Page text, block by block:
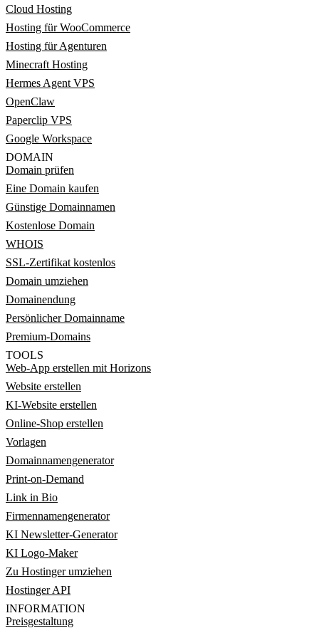
Cloud Hosting
Hosting für WooCommerce
Hosting für Agenturen
Minecraft Hosting
Hermes Agent VPS
OpenClaw
Paperclip VPS
Google Workspace
DOMAIN
Domain prüfen
Eine Domain kaufen
Günstige Domainnamen
Kostenlose Domain
WHOIS
SSL-Zertifikat kostenlos
Domain umziehen
Domainendung
Persönlicher Domainname
Premium-Domains
TOOLS
Web-App erstellen mit Horizons
Website erstellen
KI-Website erstellen
Online-Shop erstellen
Vorlagen
Domainnamengenerator
Print-on-Demand
Link in Bio
Firmennamengenerator
KI Newsletter-Generator
KI Logo-Maker
Zu Hostinger umziehen
Hostinger API
INFORMATION
Preisgestaltung